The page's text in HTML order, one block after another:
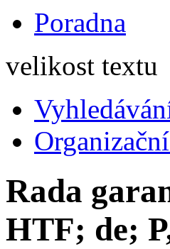
Poradna
velikost textu
Rada
HTF; de;